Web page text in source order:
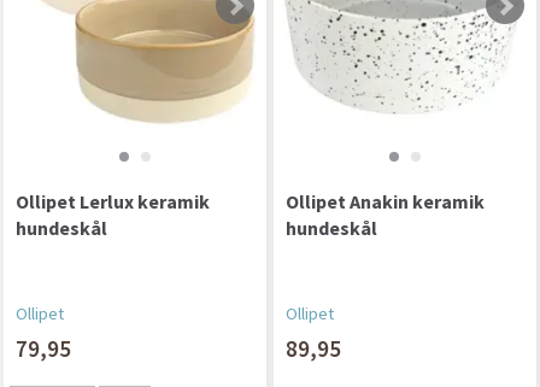
Ollipet Lerlux keramik
hundeskål
Ollipet
79,95
Ollipet Anakin keramik
hundeskål
Ollipet
89,95